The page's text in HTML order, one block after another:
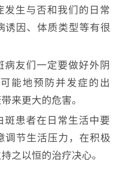
发生与否和我们的日常
诱因、体质类型等有很
病友们一定要做好外阴
能地预防并发症的出
来更大的危害。
斑患者在日常生活中要
调节生活压力，在积极
之以恒的治疗决心。